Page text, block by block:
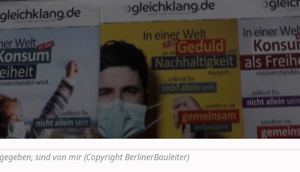
sind von mir (Copyright BerlinerBauleiter)